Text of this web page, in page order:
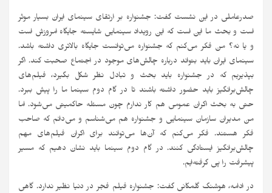
صدرعاملی در این نشست گفت: جشنواره بر ارتقای سینمای ایران بسیار موثر
است و بحث ما این است که این رویداد سینمایی شایسته جایگاه امروزش است
و یا نه؟ من فکر می‌کنم که جشنواره می‌توانست جایگاه بالاتری داشته باشد.
سینمای ایران باید بتواند درباره چالش‌های موجود در اجتماع صحبت کند. اگر
بپذیریم که در جشنواره باید بحث و تبادل نظر شکل بگیرد، فیلم‌های
چالش‌برانگیز باید حضور داشته باشند تا در گام دوم سینما ما را پیش ببرد.
حتی به بحث اکران عمومی هم کار ندارم چون مسئله حاکمیتی می‌شود. اما
من مدیران سازمان سینمایی و جشنواره هم می‌شناسم و می‌دانم که صاحب
فکر هستند. فکر می‌کنم که آن‌ها می‌توانند برای اکران فیلم‌های مهم
چالش‌برانگیز ایستادگی کنند. در گام دوم سینما باید نشان دهیم که مسیر
پیشرفت را پی گرفته‌ایم.
در ادامه، هوشنگ گلمکانی گفت: جشنواره فیلم فجر در دنیا نظیر ندارد. گاهی